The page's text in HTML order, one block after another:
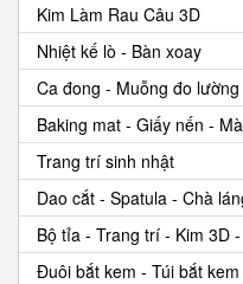
Kim Làm Rau Câu 3D
Nhiệt kế lò - Bàn xoay
Ca đong - Muỗng đo lường
Baking mat - Giấy nến -
Trang trí sinh nhật
Dao cắt - Spatula - Chà
Bộ tỉa - Trang trí - Kim 3D
Đuôi bắt kem - Túi bắt kem